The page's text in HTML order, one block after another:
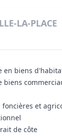
LA-PLACE
en biens
biens
et
de côte